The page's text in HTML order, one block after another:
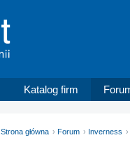
Katalog firm
Strona główna Forum Inverness